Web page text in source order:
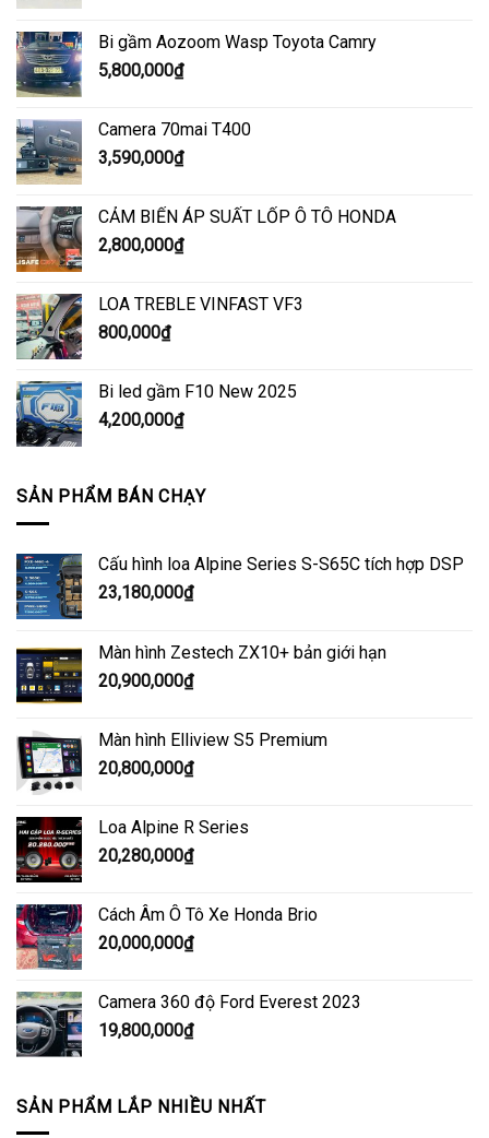
Bi gầm Aozoom Wasp Toyota Camry
5,800,000₫
Camera 70mai T400
3,590,000₫
CẢM BIẾN ÁP SUẤT LỐP Ô TÔ HONDA
2,800,000₫
LOA TREBLE VINFAST VF3
800,000₫
Bi led gầm F10 New 2025
4,200,000₫
SẢN PHẨM BÁN CHẠY
Cấu hình loa Alpine Series S-S65C tích hợp DSP
23,180,000₫
Màn hình Zestech ZX10+ bản giới hạn
20,900,000₫
Màn hình Elliview S5 Premium
20,800,000₫
Loa Alpine R Series
20,280,000₫
Cách Âm Ô Tô Xe Honda Brio
20,000,000₫
Camera 360 độ Ford Everest 2023
19,800,000₫
SẢN PHẨM LẮP NHIỀU NHẤT